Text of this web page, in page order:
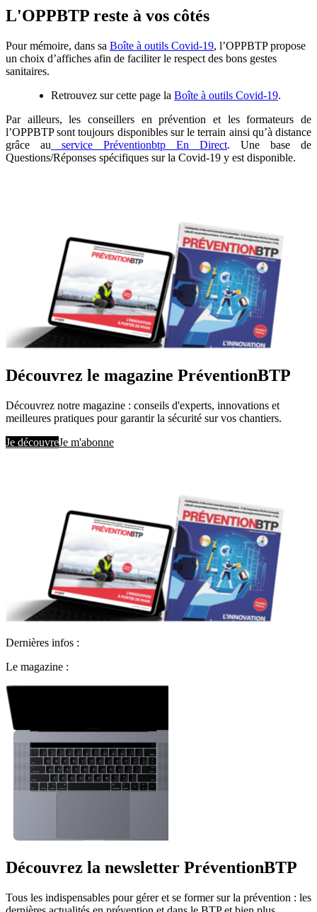
L'OPPBTP reste à vos côtés
Pour mémoire, dans sa Boîte à outils Covid-19, l’OPPBTP propose
un choix d’affiches afin de faciliter le respect des bons gestes
sanitaires.
Retrouvez sur cette page la Boîte à outils Covid-19.
Par ailleurs, les conseillers en prévention et les formateurs de
l’OPPBTP sont toujours disponibles sur le terrain ainsi qu’à distance
grâce au service Préventionbtp En Direct. Une base de
Questions/Réponses spécifiques sur la Covid-19 y est disponible.
Découvrez le magazine PréventionBTP
Découvrez notre magazine : conseils d'experts, innovations et
meilleures pratiques pour garantir la sécurité sur vos chantiers.
Je découvreJe m'abonne
Dernières infos :
Le magazine :
Découvrez la newsletter PréventionBTP
Tous les indispensables pour gérer et se former sur la prévention : les